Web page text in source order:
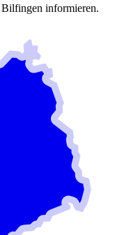
Bilfingen informieren.